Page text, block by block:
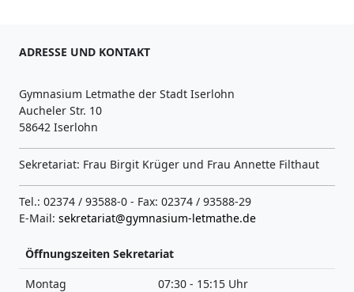
ADRESSE UND KONTAKT
Gymnasium Letmathe der Stadt Iserlohn
Aucheler Str. 10
58642 Iserlohn
Sekretariat: Frau Birgit Krüger und Frau Annette Filthaut
Tel.: 02374 / 93588-0 - Fax: 02374 / 93588-29
E-Mail: sekretariat@gymnasium-letmathe.de
Öffnungszeiten Sekretariat
Montag
07:30 - 15:15 Uhr